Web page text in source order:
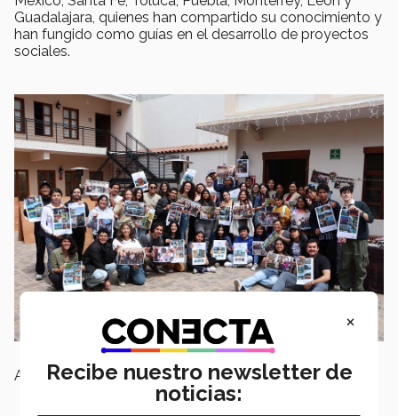
Guadalajara, quienes han compartido su conocimiento y
han fungido como guías en el desarrollo de proyectos
sociales.
Algunos de estos proyectos que destacan son:
×
Recibe nuestro newsletter de
noticias: